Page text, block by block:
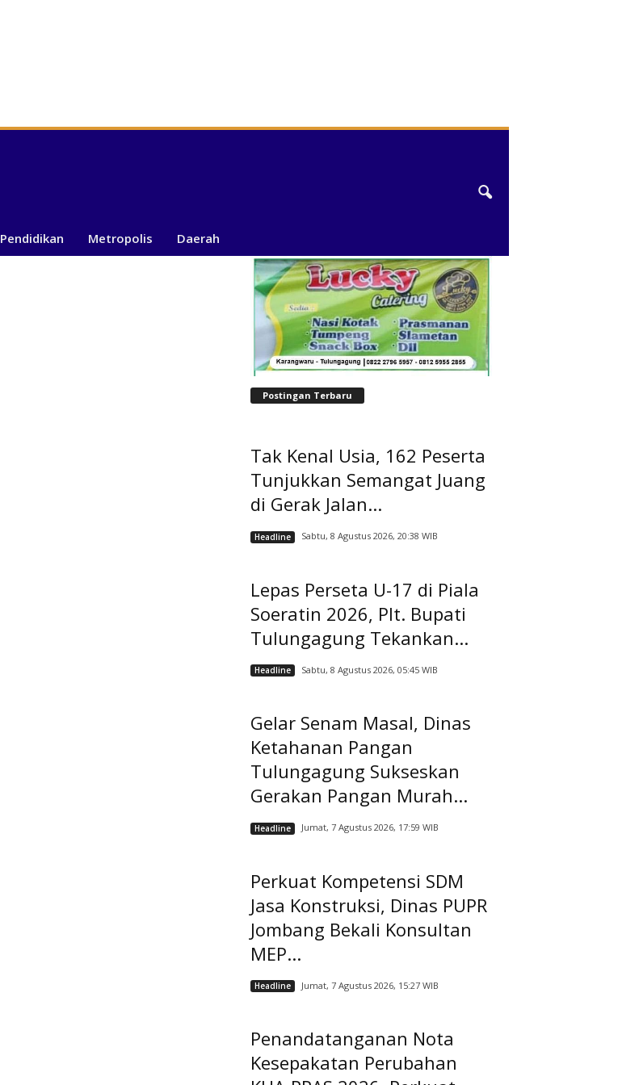
Pendidikan Metropolis Daerah
Postingan Terbaru
Tak Kenal Usia, 162 Peserta
Tunjukkan Semangat Juang
di Gerak Jalan...
Headline Sabtu, 8 Agustus 2026, 20:38 WIB
Lepas Perseta U-17 di Piala
Soeratin 2026, Plt. Bupati
Tulungagung Tekankan...
Headline Sabtu, 8 Agustus 2026, 05:45 WIB
Gelar Senam Masal, Dinas
Ketahanan Pangan
Tulungagung Sukseskan
Gerakan Pangan Murah...
Headline Jumat, 7 Agustus 2026, 17:59 WIB
Perkuat Kompetensi SDM
Jasa Konstruksi, Dinas PUPR
Jombang Bekali Konsultan
MEP...
Headline Jumat, 7 Agustus 2026, 15:27 WIB
Penandatanganan Nota
Kesepakatan Perubahan